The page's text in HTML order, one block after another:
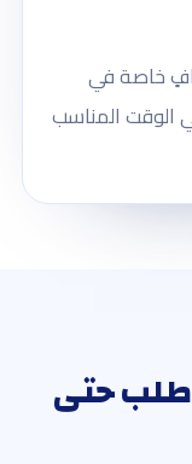
خاصة في
الوقت المناسب
حتى